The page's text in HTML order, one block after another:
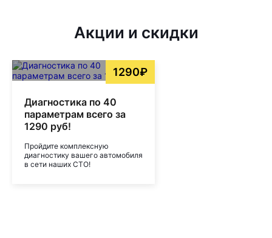
Акции и скидки
1290₽
Диагностика по 40
параметрам всего за
1290 руб!
Пройдите комплексную
диагностику вашего автомобиля
в сети наших СТО!